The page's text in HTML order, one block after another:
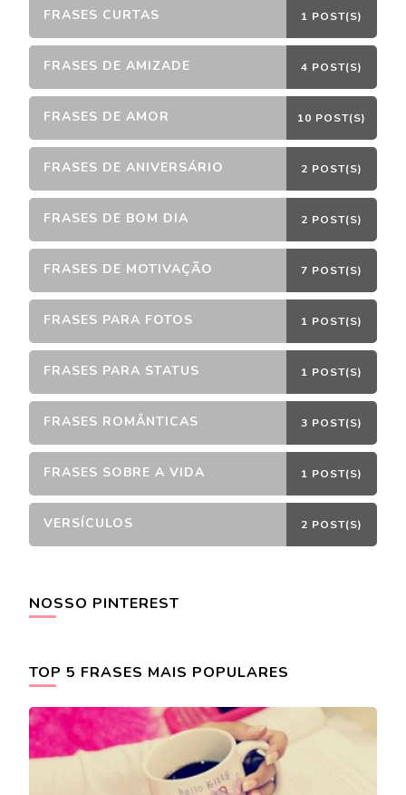
FRASES CURTAS 1 POST(S)
FRASES DE AMIZADE 4 POST(S)
FRASES DE AMOR 10 POST(S)
FRASES DE ANIVERSÁRIO 2 POST(S)
FRASES DE BOM DIA 2 POST(S)
FRASES DE MOTIVAÇÃO 7 POST(S)
FRASES PARA FOTOS 1 POST(S)
FRASES PARA STATUS 1 POST(S)
FRASES ROMÂNTICAS 3 POST(S)
FRASES SOBRE A VIDA 1 POST(S)
VERSÍCULOS 2 POST(S)
NOSSO PINTEREST
TOP 5 FRASES MAIS POPULARES